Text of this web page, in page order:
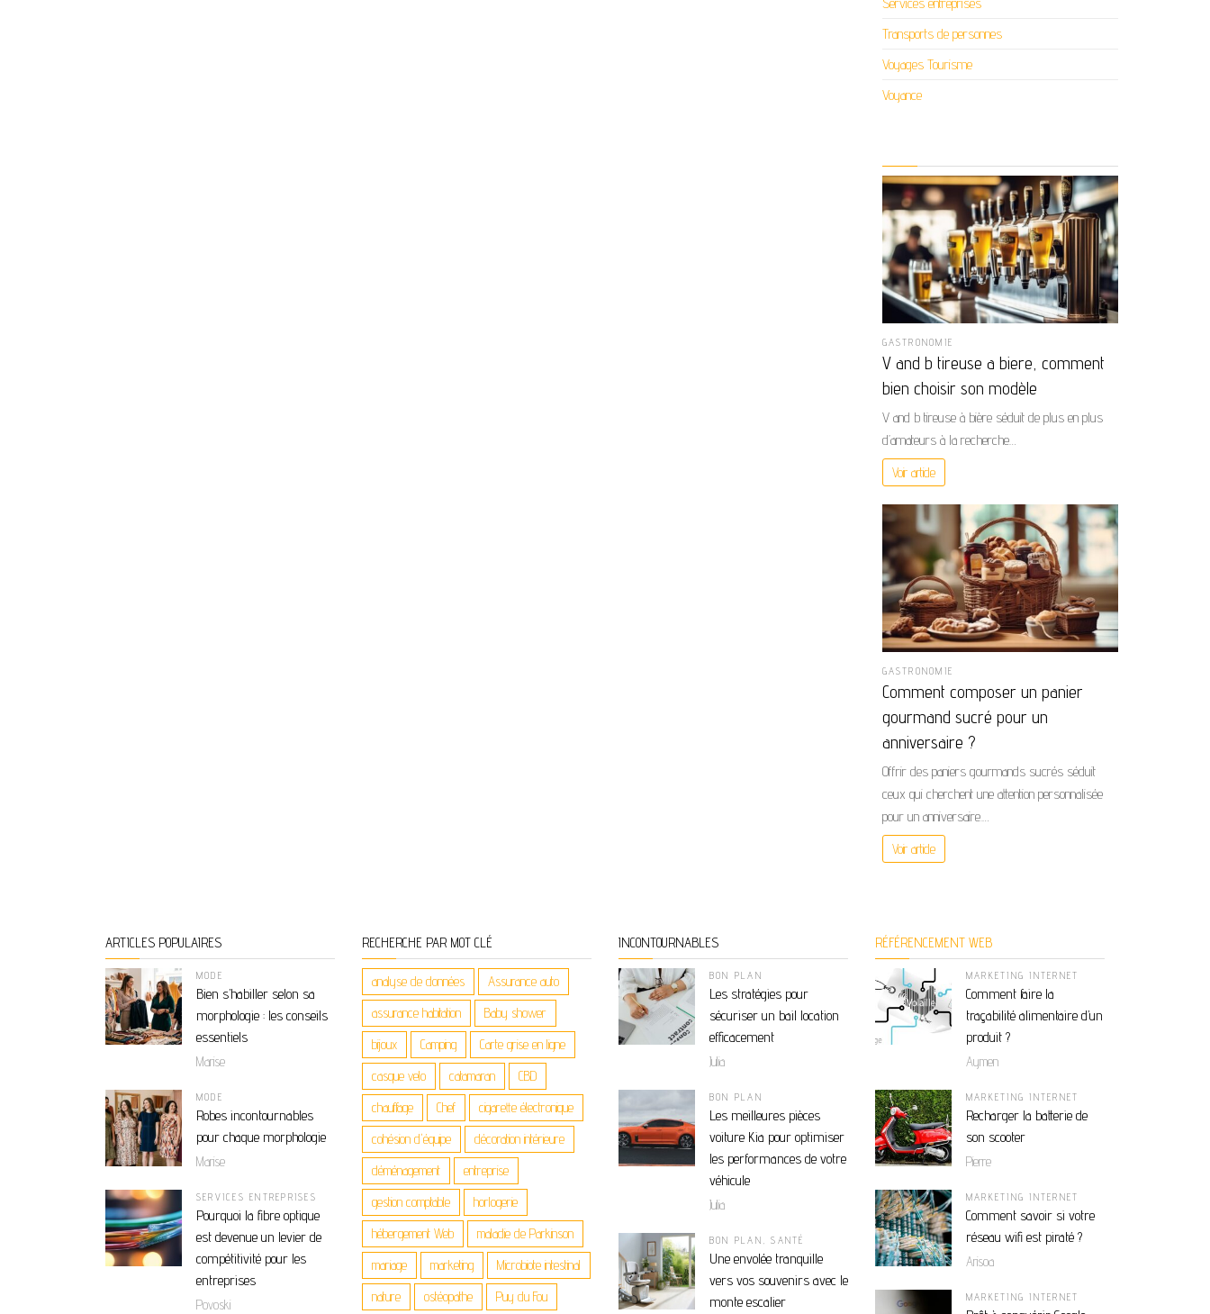
Transports de personnes
Voyages Tourisme
Voyance
GASTRONOMIE
V and b tireuse a biere, comment
bien choisir son modèle
V and b tireuse à bière séduit de plus en plus
d’amateurs à la recherche…
Voir article
GASTRONOMIE
Comment composer un panier
gourmand sucré pour un
anniversaire ?
Offrir des paniers gourmands sucrés séduit
ceux qui cherchent une attention personnalisée
pour un anniversaire.…
Voir article
ARTICLES POPULAIRES
MODE
Bien s’habiller selon sa
morphologie : les conseils
essentiels
Marise
MODE
Robes incontournables
pour chaque morphologie
Marise
SERVICES ENTREPRISES
Pourquoi la fibre optique
est devenue un levier de
compétitivité pour les
entreprises
Povoski
RECHERCHE PAR MOT CLÉ
analyse de données Assurance auto
assurance habitation Baby shower
bijoux Camping Carte grise en ligne
casque velo catamaran CBD
chauffage Chef cigarette électronique
cohésion d'équipe décoration intérieure
déménagement entreprise
gestion comptable horlogerie
hébergement Web maladie de Parkinson
mariage marketing Microbiote intestinal
nature ostéopathe Puy du Fou
INCONTOURNABLES
BON PLAN
Les stratégies pour
sécuriser un bail location
efficacement
Julia
BON PLAN
Les meilleures pièces
voiture Kia pour optimiser
les performances de votre
véhicule
Julia
BON PLAN ,SANTÉ
Une envolée tranquille
vers vos souvenirs avec le
monte escalier
RÉFÉRENCEMENT WEB
MARKETING INTERNET
Comment faire la
traçabilité alimentaire d’un
produit ?
Aymen
MARKETING INTERNET
Recharger la batterie de
son scooter
Pierre
MARKETING INTERNET
Comment savoir si votre
réseau wifi est piraté ?
Arisoa
MARKETING INTERNET